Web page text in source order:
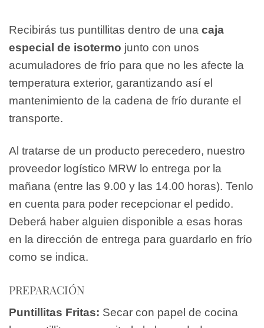
Recibirás tus puntillitas dentro de una caja
especial de isotermo junto con unos
acumuladores de frío para que no les afecte la
temperatura exterior, garantizando así el
mantenimiento de la cadena de frío durante el
transporte.
Al tratarse de un producto perecedero, nuestro
proveedor logístico MRW lo entrega por la
mañana (entre las 9.00 y las 14.00 horas). Tenlo
en cuenta para poder recepcionar el pedido.
Deberá haber alguien disponible a esas horas
en la dirección de entrega para guardarlo en frío
como se indica.
PREPARACIÓN
Puntillitas Fritas: Secar con papel de cocina